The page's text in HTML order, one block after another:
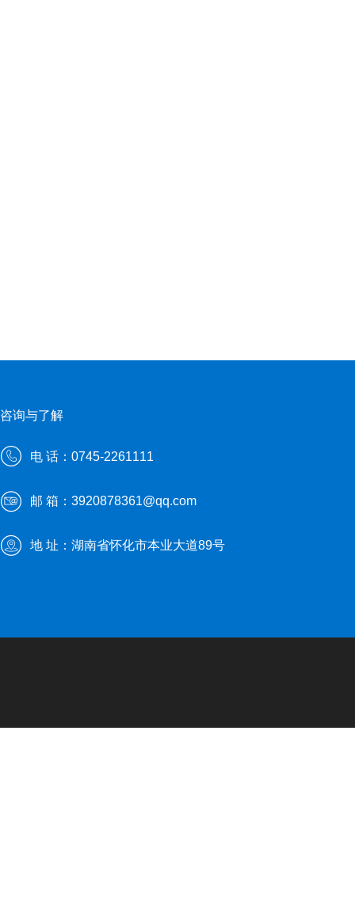
咨询与了解
电 话：0745-2261111
邮 箱：3920878361@qq.com
地 址：湖南省怀化市本业大道89号